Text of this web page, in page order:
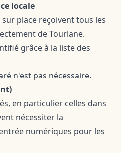
locale
place reçoivent tous les
de Tourlane.
grâce à la liste des
n'est pas nécessaire.
en particulier celles dans
nécessiter la
numériques pour les